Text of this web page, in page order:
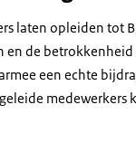
laten opleiden tot
de betrokkenheid
een echte
medewerkers